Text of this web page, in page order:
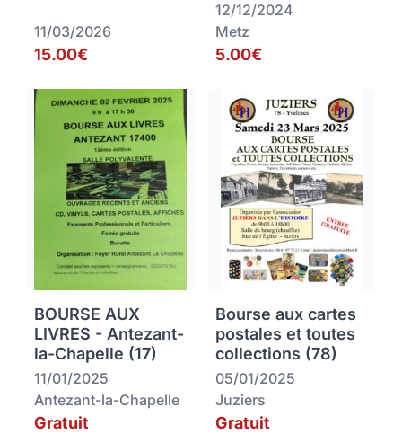
11/03/2026
15.00€
12/12/2024
Metz
5.00€
BOURSE AUX
LIVRES - Antezant-
la-Chapelle (17)
11/01/2025
Antezant-la-Chapelle
Gratuit
Bourse aux cartes
postales et toutes
collections (78)
05/01/2025
Juziers
Gratuit